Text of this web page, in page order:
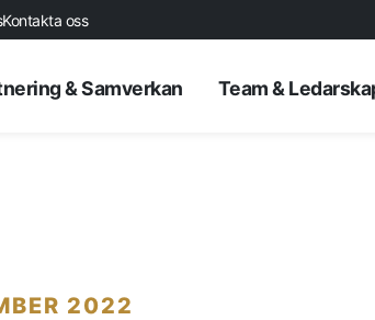
Kontakta oss
& Samverkan Team &
2022